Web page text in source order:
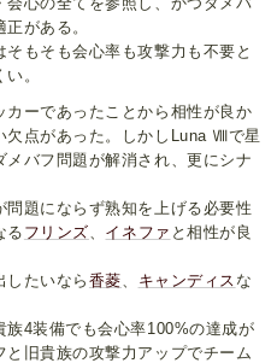
がある。
もそも会心率も攻撃力も不要と
。
カーであったことから相性が良か
欠点があった。しかしLuna Ⅷで星
バフ問題が解消され、更にシナ
題にならず熟知を上げる必要性
る フリンズ イネファ と相性が良
したいなら 香菱 キャンディス な
族4装備でも会心率100%の達成が
旧貴族の攻撃力アップでチーム